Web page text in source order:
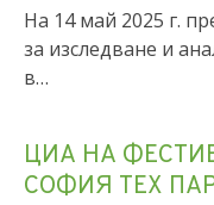
На 14 май 2025 г.
за изследване и
в…
ЦИА НА
СОФИЯ ТЕХ